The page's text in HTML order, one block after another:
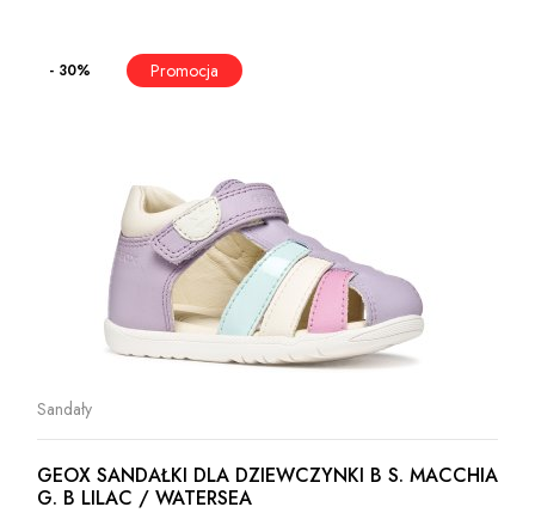
- 30%
Sandały
GEOX SANDAŁKI DLA DZIEWCZYNKI B S. MACCHIA
G. B LILAC / WATERSEA